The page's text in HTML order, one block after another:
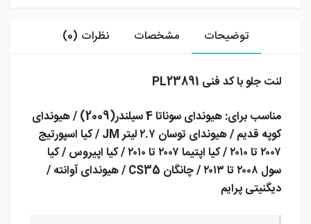
توضیحات مشخصات نظرات (0)
لنت جلو با کد فنی PL23891
مناسب برای: هیوندای سوناتا 4 سیلندر(2009) / هیوندای
کوپه قدیم / هیوندای توسان ۲.۷ لیتر JM / کیا اسپورتیج
۲۰۰۷ تا ۲۰۱۰ / کیا اپتیما ۲۰۰۷ تا ۲۰۱۰ / کیا اپیروس / کیا
سول ۲۰۰۸ تا ۲۰۱۳ / چانگان CS35 / هیوندای آوانته /
دیگنیتی پرایم